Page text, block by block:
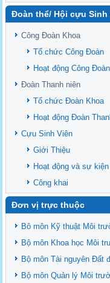
Delta
Sediment properties in
upstream Mekong Delta
Danh mục tạp chí xuất bản
Danh Mục các Đề Tài
Văn bản - Quy định
Ban chấp hành Đảng bộ khoa
Đoàn thể/ Hội cựu Sinh
Công Đoàn Khoa
Tổ chức Công Đoàn
Hoạt động Công Đoàn
Đoàn Thanh niên
Tổ chức Đoàn Khoa
Hoạt động Đoàn
Cựu Sinh Viên
Giới Thiệu
Hoạt động và sự kiện
Công khai
Đơn vị trực thuộc
Bô môn Kỹ thuật Môi
Bộ môn Khoa học Môi
Bộ môn Tài nguyên Đất
Bộ môn Quản lý Môi